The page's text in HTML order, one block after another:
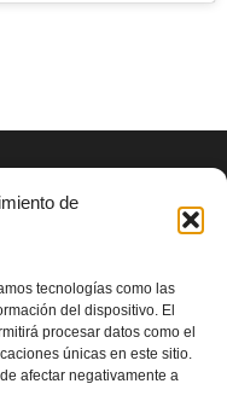
de
tecnologías como las
del dispositivo. El
procesar datos como el
únicas en este sitio.
afectar negativamente a